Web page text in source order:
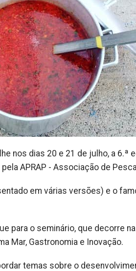
nos dias 20 e 21 de julho, a
APRAP - Associação de
em várias versões) e o
para o seminário, que decorre
Mar, Gastronomia e Inovação.
temas sobre o